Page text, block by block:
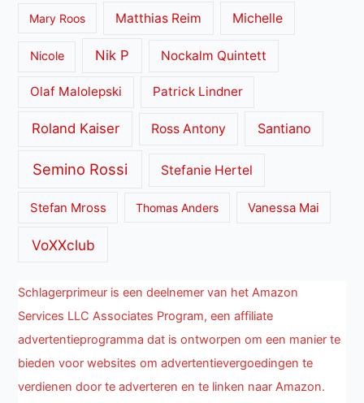
Mary Roos Matthias Reim Michelle
Nicole Nik P Nockalm Quintett
Olaf Malolepski Patrick Lindner
Roland Kaiser Ross Antony Santiano
Semino Rossi Stefanie Hertel
Stefan Mross Thomas Anders Vanessa Mai
VoXXclub
Schlagerprimeur is een deelnemer van het Amazon
Services LLC Associates Program, een affiliate
advertentieprogramma dat is ontworpen om een manier te
bieden voor websites om advertentievergoedingen te
verdienen door te adverteren en te linken naar Amazon.